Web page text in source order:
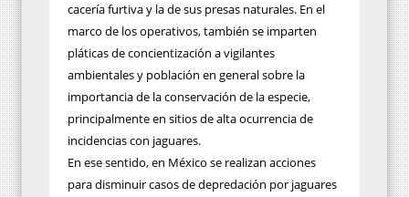
cacería furtiva y la de sus presas naturales. En el
marco de los operativos, también se imparten
pláticas de concientización a vigilantes
ambientales y población en general sobre la
importancia de la conservación de la especie,
principalmente en sitios de alta ocurrencia de
incidencias con jaguares.
En ese sentido, en México se realizan acciones
para disminuir casos de depredación por jaguares